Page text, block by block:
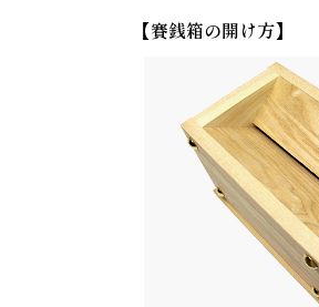
【賽銭箱の開け方】